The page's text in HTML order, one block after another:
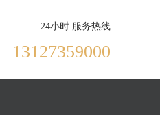
24小时 服务热线
13127359000